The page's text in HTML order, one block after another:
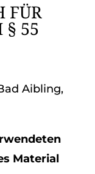
FÜR
§ 55
Aibling,
Material